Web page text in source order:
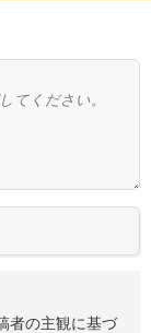
者の主観に基づ